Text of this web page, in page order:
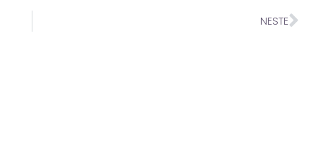
NESTE